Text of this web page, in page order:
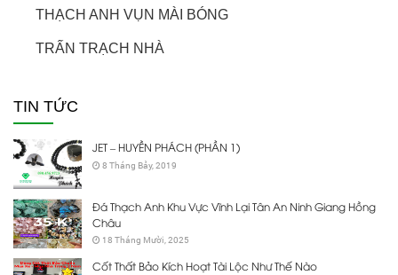
THẠCH ANH VỤN MÀI BÓNG
TRẤN TRẠCH NHÀ
TIN TỨC
JET – HUYỀN PHÁCH (PHẦN 1)
8 Tháng Bảy, 2019
Đá Thạch Anh Khu Vực Vĩnh Lại Tân An Ninh Giang Hồng
Châu
18 Tháng Mười, 2025
Cốt Thất Bảo Kích Hoạt Tài Lộc Như Thế Nào